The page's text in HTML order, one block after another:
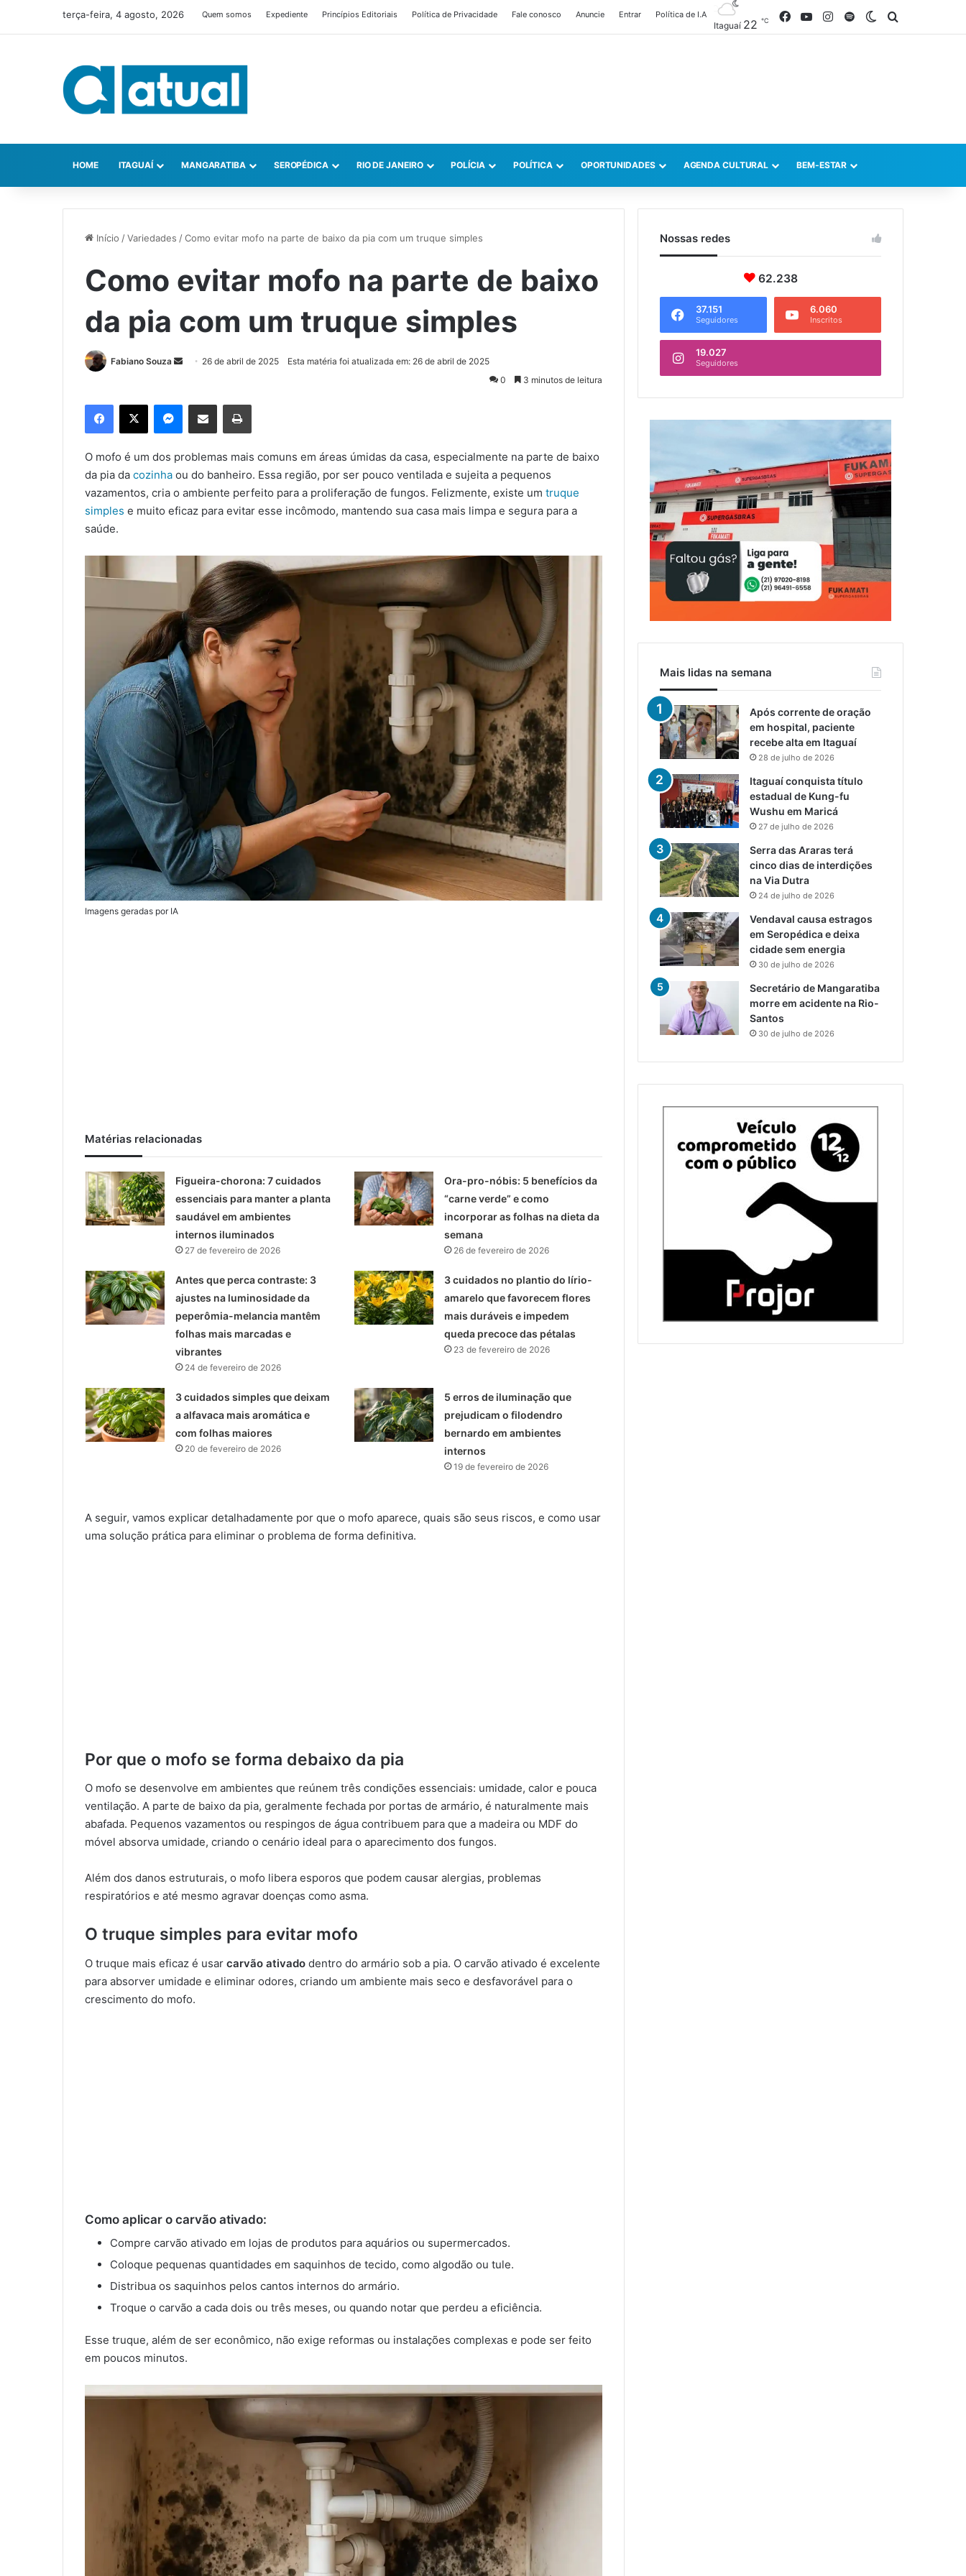
terça-feira, 4 agosto, 2026 Quem somos Expediente Princípios Editoriais Política de Privacidade Fale conosco Anuncie Entrar Política de I.A
Itaguaí 22 ℃ FacebookYouTubeInstagram
SpotifySwitch skin
HOME ITAGUAÍ MANGARATIBA SEROPÉDICA RIO DE JANEIRO POLÍCIA POLÍTICA OPORTUNIDADES AGENDA CULTURAL BEM-ESTAR
Início /Variedades /Como evitar mofo na parte de baixo da pia com um truque simples
Como evitar mofo na parte de baixo
da pia com um truque simples
Fabiano Souza
m
e
-
m
26 de abril de 2025
Esta matéria foi atualizada em: 26 de abril de 2025
0
3 minutos de leitura
O mofo é um dos problemas mais comuns em áreas úmidas da casa, especialmente na parte de baixo
da pia da cozinha ou do banheiro. Essa região, por ser pouco ventilada e sujeita a pequenos
vazamentos, cria o ambiente perfeito para a proliferação de fungos. Felizmente, existe um truque
simples e muito eficaz para evitar esse incômodo, mantendo sua casa mais limpa e segura para a
saúde.
Imagens geradas por IA
Matérias relacionadas
Figueira-chorona: 7 cuidados
essenciais para manter a planta
saudável em ambientes
internos iluminados
27 de fevereiro de 2026
Ora-pro-nóbis: 5 benefícios da
“carne verde” e como
incorporar as folhas na dieta da
semana
26 de fevereiro de 2026
Antes que perca contraste: 3
ajustes na luminosidade da
peperômia-melancia mantêm
folhas mais marcadas e
vibrantes
24 de fevereiro de 2026
3 cuidados no plantio do lírio-
amarelo que favorecem flores
mais duráveis e impedem
queda precoce das pétalas
23 de fevereiro de 2026
3 cuidados simples que deixam
a alfavaca mais aromática e
com folhas maiores
20 de fevereiro de 2026
5 erros de iluminação que
prejudicam o filodendro
bernardo em ambientes
internos
19 de fevereiro de 2026
A seguir, vamos explicar detalhadamente por que o mofo aparece, quais são seus riscos, e como usar
uma solução prática para eliminar o problema de forma definitiva.
Por que o mofo se forma debaixo da pia
O mofo se desenvolve em ambientes que reúnem três condições essenciais: umidade, calor e pouca
ventilação. A parte de baixo da pia, geralmente fechada por portas de armário, é naturalmente mais
abafada. Pequenos vazamentos ou respingos de água contribuem para que a madeira ou MDF do
móvel absorva umidade, criando o cenário ideal para o aparecimento dos fungos.
Além dos danos estruturais, o mofo libera esporos que podem causar alergias, problemas
respiratórios e até mesmo agravar doenças como asma.
O truque simples para evitar mofo
O truque mais eficaz é usar carvão ativado dentro do armário sob a pia. O carvão ativado é excelente
para absorver umidade e eliminar odores, criando um ambiente mais seco e desfavorável para o
crescimento do mofo.
Como aplicar o carvão ativado:
Compre carvão ativado em lojas de produtos para aquários ou supermercados.
Coloque pequenas quantidades em saquinhos de tecido, como algodão ou tule.
Distribua os saquinhos pelos cantos internos do armário.
Troque o carvão a cada dois ou três meses, ou quando notar que perdeu a eficiência.
Esse truque, além de ser econômico, não exige reformas ou instalações complexas e pode ser feito
em poucos minutos.
Nossas redes
62.238
37.151
Seguidores
6.060
Inscritos
19.027
Seguidores
Mais lidas na semana
Após corrente de oração
em hospital, paciente
recebe alta em Itaguaí
28 de julho de 2026
Itaguaí conquista título
estadual de Kung-fu
Wushu em Maricá
27 de julho de 2026
Serra das Araras terá
cinco dias de interdições
na Via Dutra
24 de julho de 2026
Vendaval causa estragos
em Seropédica e deixa
cidade sem energia
30 de julho de 2026
Secretário de Mangaratiba
morre em acidente na Rio-
Santos
30 de julho de 2026